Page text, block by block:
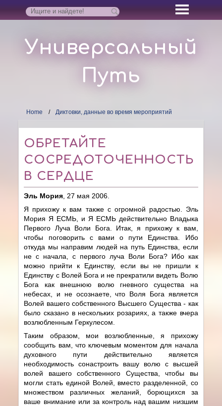
Универсальный
Путь
Home Диктовки, данные во время мероприятий
ОБРЕТАЙТЕ
СОСРЕДОТОЧЕННОСТЬ
В СЕРДЦЕ
Эль Мория , 27 мая 2006.
Я прихожу к вам также с огромной радостью. Эль
Мория Я ЕСМЬ, и Я ЕСМЬ действительно Владыка
Первого Луча Воли Бога. Итак, я прихожу к вам,
чтобы поговорить с вами о пути Единства. Ибо
откуда мы направим людей на путь Единства, если
не с начала, с первого луча Воли Бога? Ибо как
можно прийти к Единству, если вы не пришли к
Единству с Волей Бога и не прекратили видеть Волю
Бога как внешнюю волю гневного существа на
небесах, и не осознаете, что Воля Бога является
Волей вашего собственного Высшего Существа - как
было сказано в нескольких розариях, а также вчера
возлюбленным Геркулесом.
Таким образом, мои возлюбленные, я прихожу
сообщить вам, что ключевым моментом для начала
духовного пути действительно является
необходимость сонастроить вашу волю с высшей
волей вашего собственного Существа, чтобы вы
могли стать единой Волей, вместо разделенной, со
множеством различных желаний, борющихся за
ваше внимание или за контроль над вашим низшим